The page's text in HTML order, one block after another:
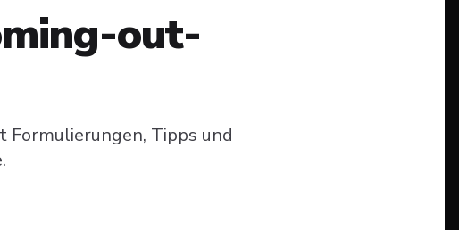
out-
Formulierungen, Tipps und